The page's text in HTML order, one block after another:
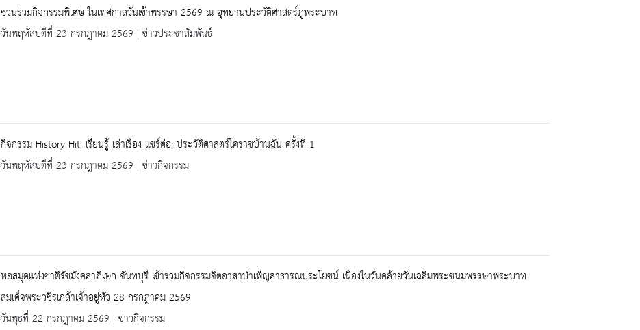
ชวนร่วมกิจกรรมพิเศษ ในเทศกาลวันเข้าพรรษา 2569 ณ อุทยานประวัติศาสตร์ภูพระบาท
วันพฤหัสบดีที่ 23 กรกฎาคม 2569 | ข่าวประชาสัมพันธ์
กิจกรรม History Hit! เรียนรู้ เล่าเรื่อง แชร์ต่อ: ประวัติศาสตร์โคราชบ้านฉัน ครั้งที่ 1
วันพฤหัสบดีที่ 23 กรกฎาคม 2569 | ข่าวกิจกรรม
หอสมุดแห่งชาติรัชมังคลาภิเษก จันทบุรี เข้าร่วมกิจกรรมจิตอาสาบำเพ็ญสาธารณประโยชน์ เนื่องในวันคล้ายวันเฉลิมพระชนมพรรษาพระบาท
สมเด็จพระวชิรเกล้าเจ้าอยู่หัว 28 กรกฎาคม 2569
วันพุธที่ 22 กรกฎาคม 2569 | ข่าวกิจกรรม